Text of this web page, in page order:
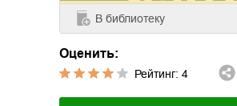
В библиотеку
Оценить:
Рейтинг: 4